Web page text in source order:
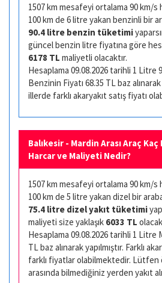
1507 km mesafeyi ortalama 90 km/s
100 km de 6 litre yakan benzinli bir
90.4 litre benzin tüketimi
güncel benzin litre fiyatına göre
6178 TL maliyetli olacaktır.
Hesaplama 09.08.2026 tarihli 1 Litre
Benzinin Fiyatı 68.35 TL baz alınarak
illerde farklı akaryakıt satış fiyatı
Balıkesir - Mardin Arası Araç
Harcar ve Maliyeti Nedir?
1507 km mesafeyi ortalama 90 km/s
100 km de 5 litre yakan dizel bir
75.4 litre dizel yakıt tüketimi
maliyeti size yaklaşık 6033 TL
Hesaplama 09.08.2026 tarihli 1 Litre
TL baz alınarak yapılmıştır. Farklı
farklı fiyatlar olabilmektedir. Lütfen
arasında bilmediğiniz yerden yakıt